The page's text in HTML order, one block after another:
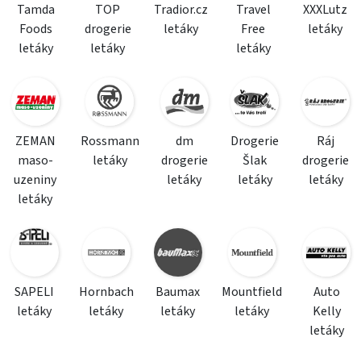
Tamda
Foods
letáky
TOP
drogerie
letáky
Tradior.cz
letáky
Travel
Free
letáky
XXXLutz
letáky
ZEMAN
maso-
uzeniny
letáky
Rossmann
letáky
dm
drogerie
letáky
Drogerie
Šlak
letáky
Ráj
drogerie
letáky
SAPELI
letáky
Hornbach
letáky
Baumax
letáky
Mountfield
letáky
Auto
Kelly
letáky